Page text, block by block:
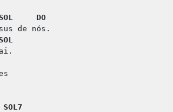
DO
de nós.
SOL7